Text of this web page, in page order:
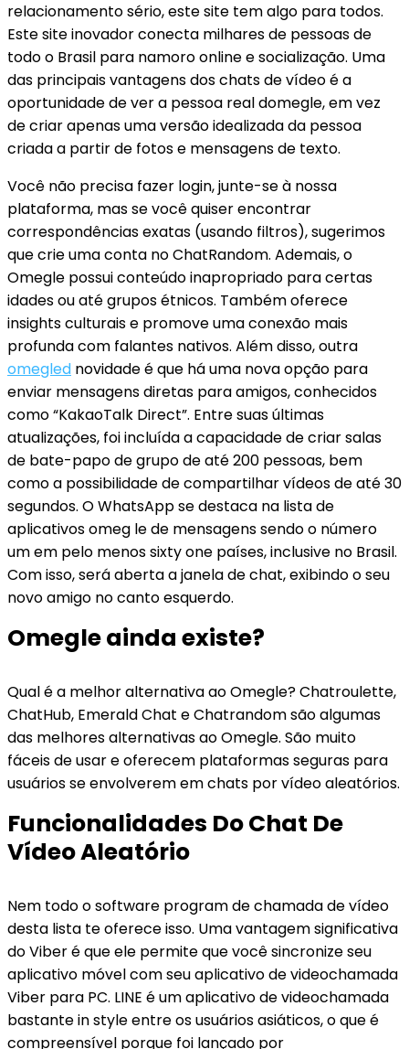
relacionamento sério, este site tem algo para todos.
Este site inovador conecta milhares de pessoas de
todo o Brasil para namoro online e socialização. Uma
das principais vantagens dos chats de vídeo é a
oportunidade de ver a pessoa real domegle, em vez
de criar apenas uma versão idealizada da pessoa
criada a partir de fotos e mensagens de texto.
Você não precisa fazer login, junte-se à nossa
plataforma, mas se você quiser encontrar
correspondências exatas (usando filtros), sugerimos
que crie uma conta no ChatRandom. Ademais, o
Omegle possui conteúdo inapropriado para certas
idades ou até grupos étnicos. Também oferece
insights culturais e promove uma conexão mais
profunda com falantes nativos. Além disso, outra
omegled novidade é que há uma nova opção para
enviar mensagens diretas para amigos, conhecidos
como “KakaoTalk Direct”. Entre suas últimas
atualizações, foi incluída a capacidade de criar salas
de bate-papo de grupo de até 200 pessoas, bem
como a possibilidade de compartilhar vídeos de até 30
segundos. O WhatsApp se destaca na lista de
aplicativos omeg le de mensagens sendo o número
um em pelo menos sixty one países, inclusive no Brasil.
Com isso, será aberta a janela de chat, exibindo o seu
novo amigo no canto esquerdo.
Omegle ainda existe?
Qual é a melhor alternativa ao Omegle? Chatroulette,
ChatHub, Emerald Chat e Chatrandom são algumas
das melhores alternativas ao Omegle. São muito
fáceis de usar e oferecem plataformas seguras para
usuários se envolverem em chats por vídeo aleatórios.
Funcionalidades Do Chat De
Vídeo Aleatório
Nem todo o software program de chamada de vídeo
desta lista te oferece isso. Uma vantagem significativa
do Viber é que ele permite que você sincronize seu
aplicativo móvel com seu aplicativo de videochamada
Viber para PC. LINE é um aplicativo de videochamada
bastante in style entre os usuários asiáticos, o que é
compreensível porque foi lançado por